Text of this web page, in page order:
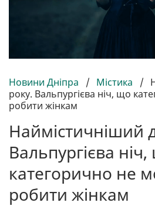
Новини Дніпра / Містика /
року. Вальпургієва ніч, що
робити жінкам
Наймістичніший
Вальпургієва
категорично не
робити жінкам